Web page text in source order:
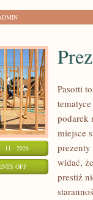
11 - 2026
OFFON
KSIĄŻKOWE
Pasotti
podarek
miejsce
widać,
prestiż